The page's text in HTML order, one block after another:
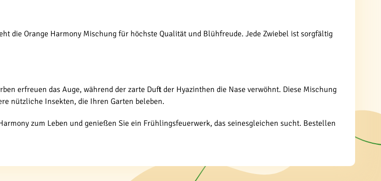
die Orange Harmony Mischung für höchste Qualität und Blühfreude. Jede Zwiebel ist sorgfältig
erfreuen das Auge, während der zarte Duft der Hyazinthen die Nase verwöhnt. Diese Mischung
nützliche Insekten, die Ihren Garten beleben.
zum Leben und genießen Sie ein Frühlingsfeuerwerk, das seinesgleichen sucht. Bestellen